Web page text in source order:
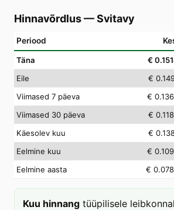
Hinnavõrdlus—Svitavy
Periood
Täna €
Eile
€
Viimased 7 päeva
€
Viimased 30 päeva
€
Käesolev kuu
€
Eelmine kuu
€
Eelmine aasta
€
Kuu hinnang tüüpilisele